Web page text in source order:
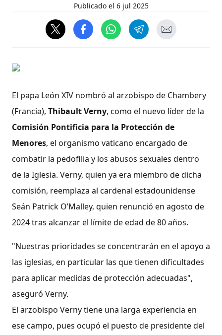
Publicado el 6 jul 2025
El papa León XIV nombró al arzobispo de Chambery
(Francia), Thibault Verny, como el nuevo líder de la
Comisión Pontificia para la Protección de
Menores, el organismo vaticano encargado de
combatir la pedofilia y los abusos sexuales dentro
de la Iglesia. Verny, quien ya era miembro de dicha
comisión, reemplaza al cardenal estadounidense
Seán Patrick O’Malley, quien renunció en agosto de
2024 tras alcanzar el límite de edad de 80 años.
"Nuestras prioridades se concentrarán en el apoyo a
las iglesias, en particular las que tienen dificultades
para aplicar medidas de protección adecuadas",
aseguró Verny.
El arzobispo Verny tiene una larga experiencia en
ese campo, pues ocupó el puesto de presidente del